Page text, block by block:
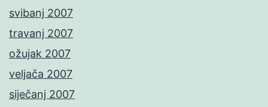
svibanj 2007
travanj 2007
ožujak 2007
veljača 2007
siječanj 2007